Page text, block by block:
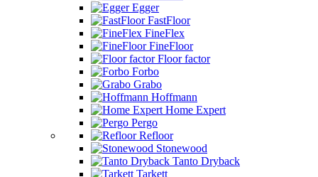
Egger
FastFloor
FineFlex
FineFloor
Floor factor
Forbo
Grabo
Hoffmann
Home Expert
Pergo
Refloor
Stonewood
Tanto Dryback
Tarkett